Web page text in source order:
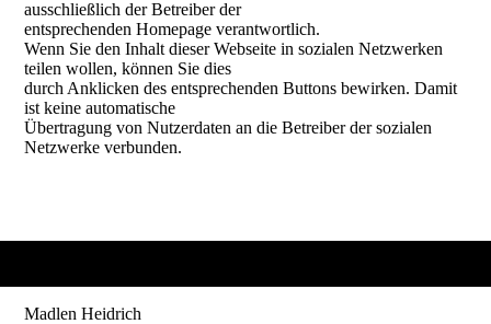
ausschließlich der Betreiber der
entsprechenden Homepage verantwortlich.
Wenn Sie den Inhalt dieser Webseite in sozialen Netzwerken
teilen wollen, können Sie dies
durch Anklicken des entsprechenden Buttons bewirken. Damit
ist keine automatische
Übertragung von Nutzerdaten an die Betreiber der sozialen
Netzwerke verbunden.
Madlen Heidrich